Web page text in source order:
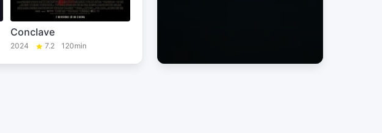
Conclave
2024 7.2 120min